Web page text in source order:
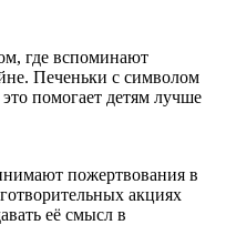
где вспоминают
Печеньки с символом
помогает детям лучше
пожертвования в
акциях
её смысл в